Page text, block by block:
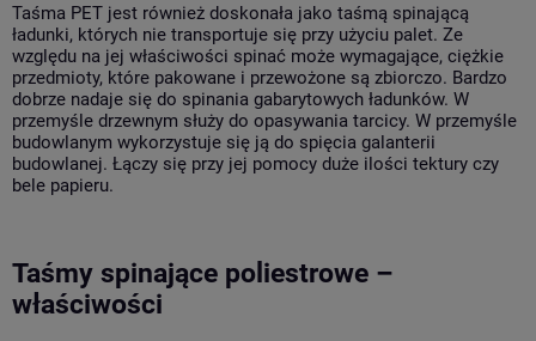
Taśma PET jest również doskonała jako taśmą spinającą
ładunki, których nie transportuje się przy użyciu palet. Ze
względu na jej właściwości spinać może wymagające, ciężkie
przedmioty, które pakowane i przewożone są zbiorczo. Bardzo
dobrze nadaje się do spinania gabarytowych ładunków. W
przemyśle drzewnym służy do opasywania tarcicy. W przemyśle
budowlanym wykorzystuje się ją do spięcia galanterii
budowlanej. Łączy się przy jej pomocy duże ilości tektury czy
bele papieru.
Taśmy spinające poliestrowe –
właściwości